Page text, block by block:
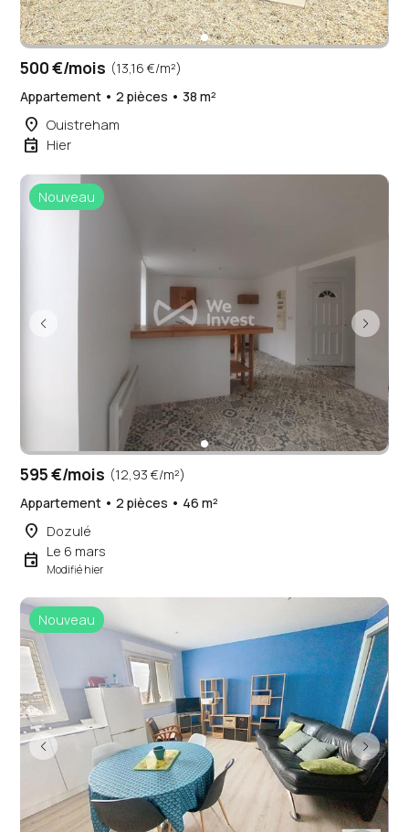
500 €/mois (13,16 €/m²)
Appartement • 2 pièces • 38 m²
place Ouistreham
event Hier
Nouveau
595 €/mois (12,93 €/m²)
Appartement • 2 pièces • 46 m²
place Dozulé
event Le 6 mars
Modifié hier
Nouveau